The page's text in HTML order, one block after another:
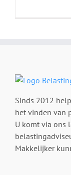
Sinds 2012
het vinden van
U komt via ons
Makkelijker